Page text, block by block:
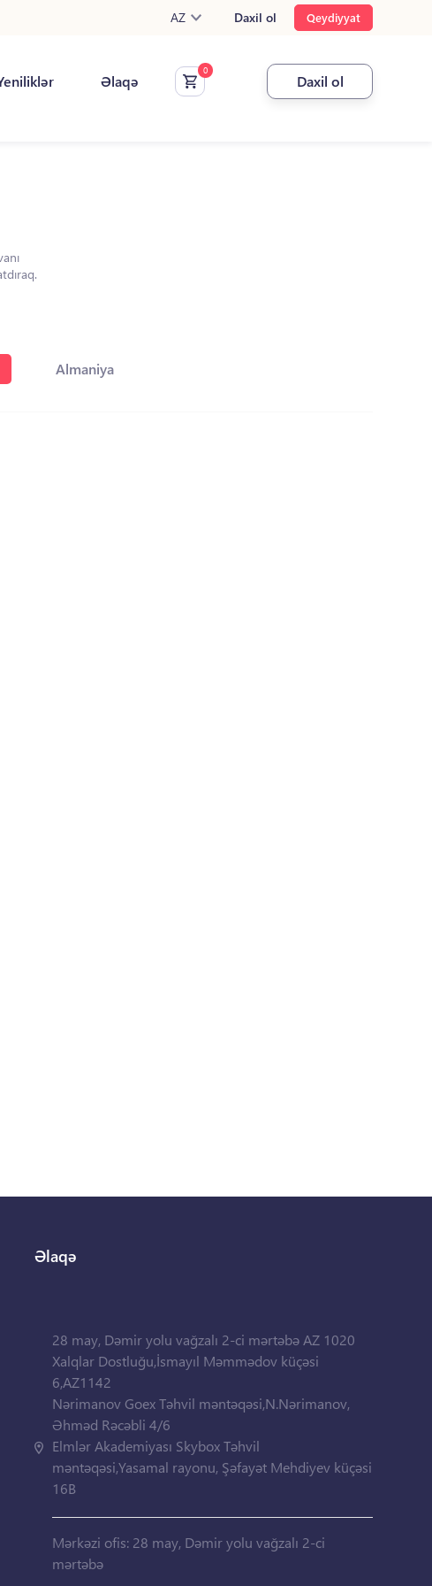
AZ Daxil ol Qeydiyyat
Əlaqə Daxil ol
Almaniya
Əlaqə
28 may, Dəmir yolu vağzalı 2-ci mərtəbə AZ 1020
Xalqlar Dostluğu,İsmayıl Məmmədov küçəsi
6,AZ1142
Nərimanov Goex Təhvil məntəqəsi,N.Nərimanov,
Əhməd Rəcəbli 4/6
Elmlər Akademiyası Skybox Təhvil
məntəqəsi,Yasamal rayonu, Şəfayət Mehdiyev küçəsi
16B
Mərkəzi ofis: 28 may, Dəmir yolu vağzalı 2-ci
mərtəbə